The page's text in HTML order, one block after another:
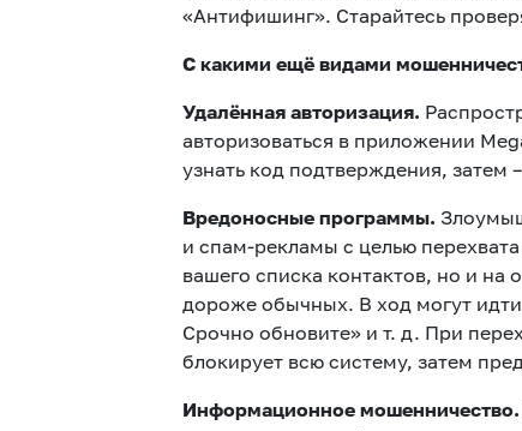
«Антифишинг». Старайтесь
С какими ещё видами
Удалённая авторизация.
авторизоваться в приложении
узнать код подтверждения, затем
Вредоносные программы.
и спам-рекламы с целью
вашего списка контактов, но и
дороже обычных. В ход могут
Срочно обновите» и т. д. При
блокирует всю систему, затем
Информационное мошенничество.